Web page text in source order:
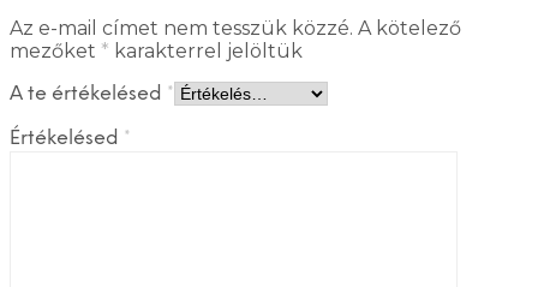
Az e-mail címet nem tesszük közzé. A kötelező
mezőket * karakterrel jelöltük
A te értékelésed *
Értékelésed *